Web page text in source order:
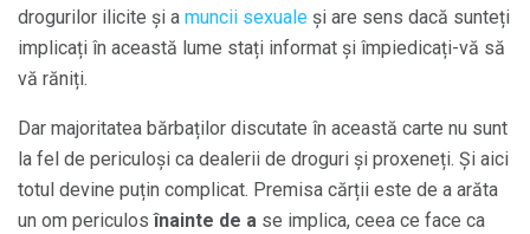
drogurilor ilicite și a muncii sexuale și are sens dacă sunteți
implicați în această lume stați informat și împiedicați-vă să
vă răniți.
Dar majoritatea bărbaților discutate în această carte nu sunt
la fel de periculoși ca dealerii de droguri și proxeneți. Și aici
totul devine puțin complicat. Premisa cărții este de a arăta
un om periculosînainte de a se implica, ceea ce face ca